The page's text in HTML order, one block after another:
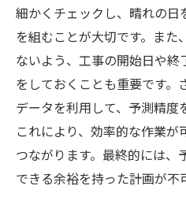
細かくチェックし、晴れの日
を組むことが大切です。ま
ないよう、工事の開始日や
をしておくことも重要です
データを利用して、予測精度
これにより、効率的な作業
つながります。最終的には
できる余裕を持った計画が不